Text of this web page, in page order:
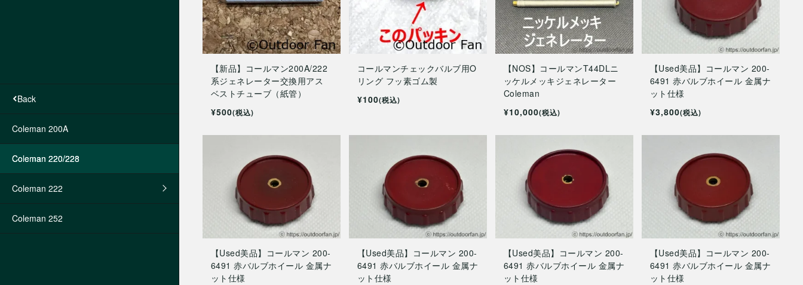
TOP
お買い得品（新古品など）
コールマンジェネレーター
コールマンランタン
Back
Coleman 200A
Coleman 220/228
Coleman 222
Coleman 252
コールマンストーブ
【新品】コールマン200A/222
系ジェネレーター交換用アス
ベストチューブ（紙管）
¥500(税込)
コールマンチェックバルブ用O
リング フッ素ゴム製
¥100(税込)
【NOS】コールマンT44DLニ
ッケルメッキジェネレーター
Coleman
¥10,000(税込)
【Used美品】コールマン 200-
6491 赤バルブホイール 金属ナ
ット仕様
¥3,800(税込)
【Used美品】コールマン 200-
6491 赤バルブホイール 金属ナ
ット仕様
【Used美品】コールマン 200-
6491 赤バルブホイール 金属ナ
ット仕様
【Used美品】コールマン 200-
6491 赤バルブホイール 金属ナ
ット仕様
【Used美品】コールマン 200-
6491 赤バルブホイール 金属ナ
ット仕様